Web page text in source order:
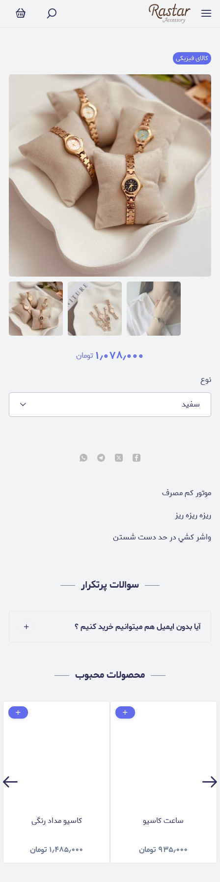
کالای فیزیکی
۱٫۰۷۸٫۰۰۰ تومان
نوع
سفيد
موتور كم مصرف
ريزه ريزه ريز
واشر كشي در حد دست شستن
سوالات پرتکرار
آیا بدون ایمیل هم میتوانیم خرید کنیم ؟
محصولات محبوب
ساعت کاسیو
۹۳۵٫۰۰۰ تومان
کاسیو مداد رنگی
۱٫۴۸۵٫۰۰۰ تومان